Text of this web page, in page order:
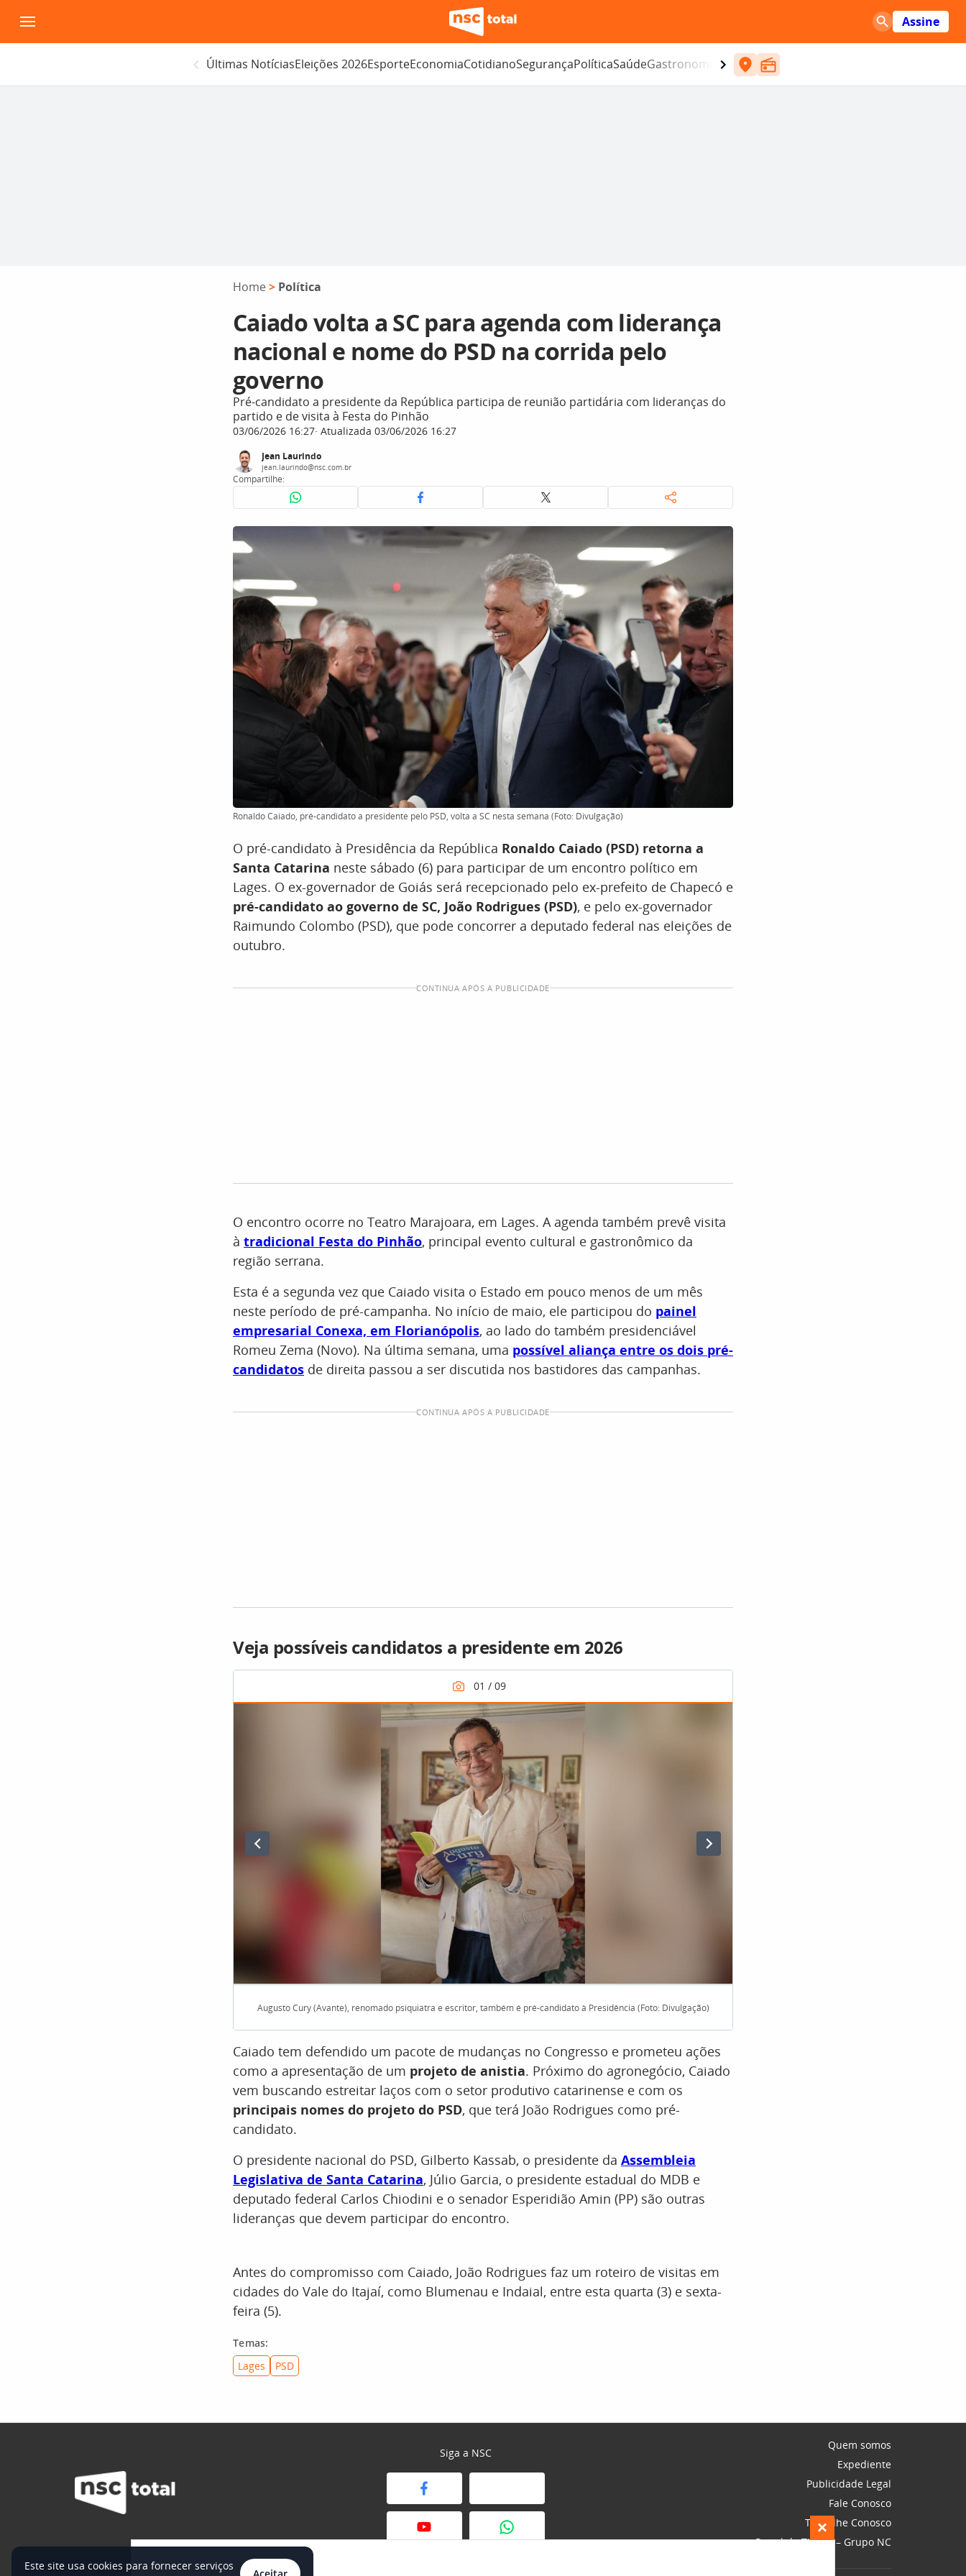
para
o
Assine
Últimas NotíciasEleições 2026EsporteEconomiaCotidianoSegurançaPolíticaSaúdeGastronomia Entretenimento
Home > Política
Caiado volta a SC para agenda com liderança
nacional e nome do PSD na corrida pelo
governo
Pré-candidato a presidente da República participa de reunião partidária com lideranças do
partido e de visita à Festa do Pinhão
03/06/2026 16:27 Atualizada 03/06/2026 16:27
Jean Laurindo
jean.laurindo@nsc.com.br
Compartilhe:
Ronaldo Caiado, pré-candidato a presidente pelo PSD, volta a SC nesta semana (Foto: Divulgação)
O pré-candidato à Presidência da República Ronaldo Caiado (PSD) retorna a
Santa Catarina neste sábado (6) para participar de um encontro político em
Lages. O ex-governador de Goiás será recepcionado pelo ex-prefeito de Chapecó e
pré-candidato ao governo de SC, João Rodrigues (PSD), e pelo ex-governador
Raimundo Colombo (PSD), que pode concorrer a deputado federal nas eleições de
outubro.
CONTINUA APÓS A PUBLICIDADE
O encontro ocorre no Teatro Marajoara, em Lages. A agenda também prevê visita
à tradicional Festa do Pinhão, principal evento cultural e gastronômico da
região serrana.
Esta é a segunda vez que Caiado visita o Estado em pouco menos de um mês
neste período de pré-campanha. No início de maio, ele participou do painel
empresarial Conexa, em Florianópolis, ao lado do também presidenciável
Romeu Zema (Novo). Na última semana, uma possível aliança entre os dois pré-
candidatos de direita passou a ser discutida nos bastidores das campanhas.
CONTINUA APÓS A PUBLICIDADE
Veja possíveis candidatos a presidente em 2026
Augusto Cury (Avante), renomado psiquiatra e escritor, também é pré-candidato à Presidência (Foto: Divulgação)
Caiado tem defendido um pacote de mudanças no Congresso e prometeu ações
como a apresentação de um projeto de anistia. Próximo do agronegócio, Caiado
vem buscando estreitar laços com o setor produtivo catarinense e com os
principais nomes do projeto do PSD, que terá João Rodrigues como pré-
candidato.
O presidente nacional do PSD, Gilberto Kassab, o presidente da Assembleia
Legislativa de Santa Catarina, Júlio Garcia, o presidente estadual do MDB e
deputado federal Carlos Chiodini e o senador Esperidião Amin (PP) são outras
lideranças que devem participar do encontro.
Antes do compromisso com Caiado, João Rodrigues faz um roteiro de visitas em
cidades do Vale do Itajaí, como Blumenau e Indaial, entre esta quarta (3) e sexta-
feira (5).
Temas:
Lages
PSD
Siga a NSC
Quem somos
Expediente
Publicidade Legal
Fale Conosco
Trabalhe Conosco
Portal do Titular – Grupo NC
×
Este site usa cookies para fornecer serviços
Aceitar